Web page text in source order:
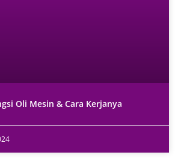
Oli Mesin & Cara Kerjanya